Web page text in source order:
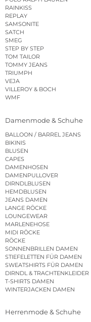
RAINKISS
REPLAY
SAMSONITE
SATCH
SMEG
STEP BY STEP
TOM TAILOR
TOMMY JEANS
TRIUMPH
VEJA
VILLEROY & BOCH
WMF
Damenmode & Schuhe
BALLOON / BARREL JEANS
BIKINIS
BLUSEN
CAPES
DAMENHOSEN
DAMENPULLOVER
DIRNDLBLUSEN
HEMDBLUSEN
JEANS DAMEN
LANGE RÖCKE
LOUNGEWEAR
MARLENEHOSE
MIDI RÖCKE
RÖCKE
SONNENBRILLEN DAMEN
STIEFELETTEN FÜR DAMEN
SWEATSHIRTS FÜR DAMEN
DIRNDL & TRACHTENKLEIDER
T-SHIRTS DAMEN
WINTERJACKEN DAMEN
Herrenmode & Schuhe